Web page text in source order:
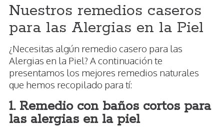
Nuestros remedios caseros
para las Alergias en la Piel
¿Necesitas algún remedio casero para las
Alergias en la Piel? A continuación te
presentamos los mejores remedios naturales
que hemos recopilado para tí:
1. Remedio con baños cortos para
las alergias en la piel